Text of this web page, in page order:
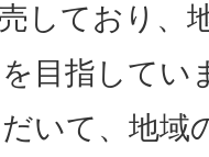
しており、
目指してい
いて、地域